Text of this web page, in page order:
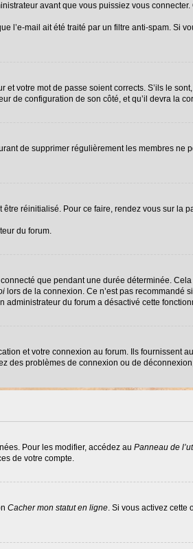
avant que vous puissiez vous
l’e-mail ait été traité par un filtre anti-spam. Si
votre mot de passe soient corrects. S’ils le
de configuration de son côté, et qu’il devra la
de supprimer régulièrement les membres
réinitialisé. Pour ce faire, rendez vous sur la
du forum.
que pendant une durée déterminée.
lors de la connexion. Ce n’est pas recommandé
administrateur du forum a désactivé cette
et votre connexion au forum. Ils fournissent
des problèmes de connexion ou de
Pour les modifier, accédez au Panneau de
de votre compte.
Cacher mon statut en ligne. Si vous activez cette